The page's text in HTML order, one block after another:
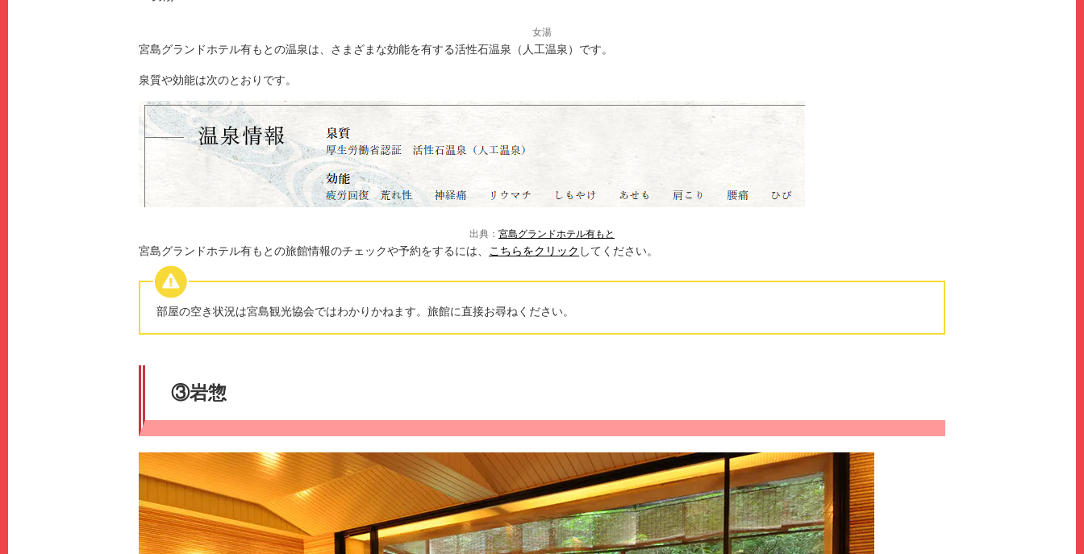
女湯
宮島グランドホテル有もとの温泉は、さまざまな効能を有する活性石温泉（人工温泉）です。
泉質や効能は次のとおりです。
出典： 宮島グランドホテル有もと
宮島グランドホテル有もとの旅館情報のチェックや予約をするには、 こちらをクリック してください。
部屋の空き状況は宮島観光協会ではわかりかねます。旅館に直接お尋ねください。
③岩惣